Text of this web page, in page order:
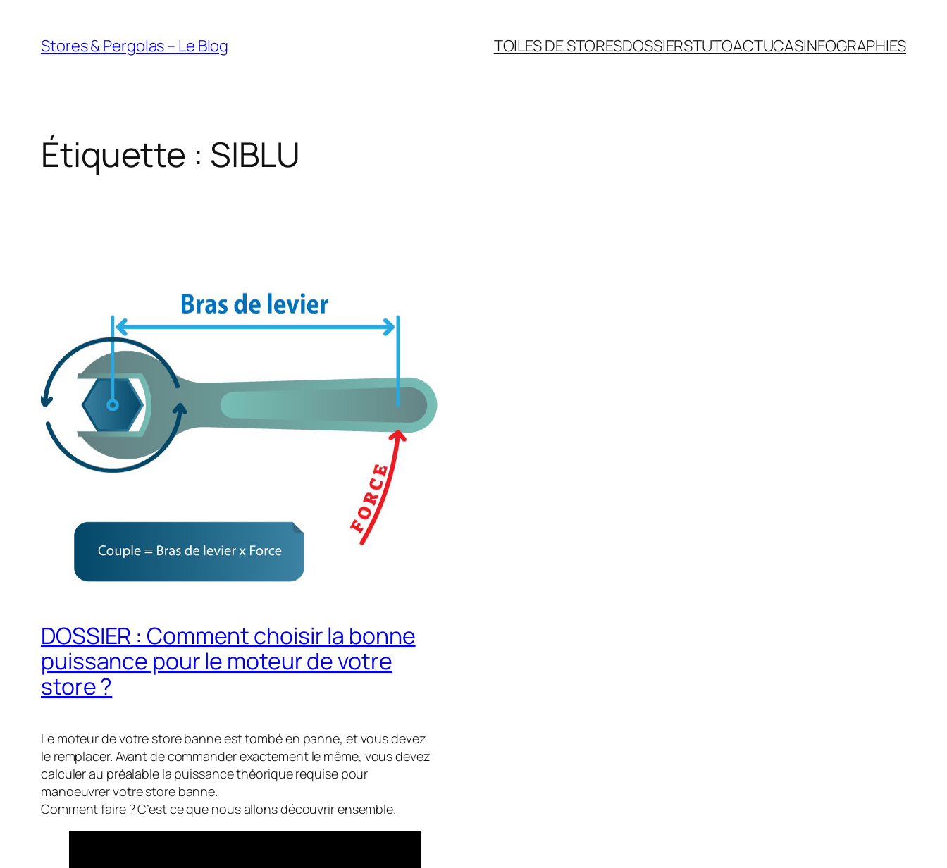
contenu
Stores & Pergolas – Le Blog TOILES DE STORESDOSSIERSTUTOACTUCASINFOGRAPHIES
Étiquette : SIBLU
DOSSIER : Comment choisir la bonne
puissance pour le moteur de votre
store ?
Le moteur de votre store banne est tombé en panne, et vous devez
le remplacer. Avant de commander exactement le même, vous devez
calculer au préalable la puissance théorique requise pour
manoeuvrer votre store banne.
Comment faire ? C’est ce que nous allons découvrir ensemble.